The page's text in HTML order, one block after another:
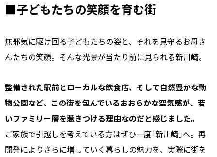
■子どもたちの笑顔を育む街
無邪気に駆け回る子どもたちの姿と、それを見守るお母さ
んたちの笑顔。そんな光景が当たり前に見られる新川崎。
整備された駅前とローカルな飲食店、そして自然豊かな動
物公園など、この街を包んでいるおおらかな空気感が、若
いファミリー層を惹きつける理由なのだと感じました。
ご家族で引越しを考えている方はぜひ一度｢新川崎｣へ。再
開発によりさらに増していく暮らしの魅力を、実際に街を